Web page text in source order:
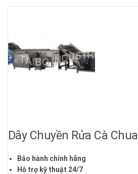
Dây Chuyền Rửa Cà Chua
Bảo hành chính hãng
Hỗ trợ kỹ thuật 24/7